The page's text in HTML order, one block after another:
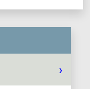
›